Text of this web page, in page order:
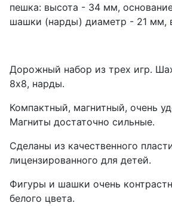
пешка: высота - 34 мм,
шашки (нарды) диаметр - 21 мм,
Дорожный набор из трех игр.
8х8, нарды.
Компактный, магнитный, очень
Магниты достаточно сильные.
Сделаны из качественного
лицензированного для детей.
Фигуры и шашки очень
белого цвета.